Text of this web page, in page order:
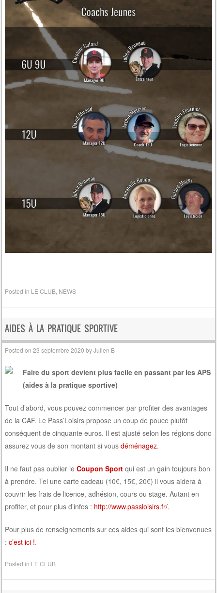
Posted in LE CLUB, NEWS
AIDES À LA PRATIQUE SPORTIVE
Posted on23 septembre 2020 byJulien B
Faire du sport devient plus facile en passant par les APS
(aides à la pratique sportive)
Tout d’abord, vous pouvez commencer par profiter des avantages
de la CAF. Le Pass’Loisirs propose un coup de pouce plutôt
conséquent de cinquante euros. Il est ajusté selon les régions donc
assurez vous de son montant si vousdéménagez.
Il ne faut pas oublier leCoupon Sport qui est un gain toujours bon
à prendre. Tel une carte cadeau (10€, 15€, 20€) il vous aidera à
couvrir les frais de licence, adhésion, cours ou stage. Autant en
profiter, et pour plus d’infos : http://www.passloisirs.fr/.
Pour plus de renseignements sur ces aides qui sont les bienvenues
: c’est ici !.
Posted in LE CLUB